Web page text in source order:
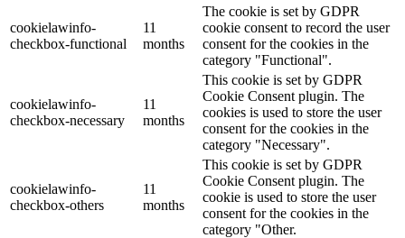
cookielawinfo-
checkbox-functional
11
months
The cookie is set by GDPR
cookie consent to record the user
consent for the cookies in the
category "Functional".
cookielawinfo-
checkbox-necessary
11
months
This cookie is set by GDPR
Cookie Consent plugin. The
cookies is used to store the user
consent for the cookies in the
category "Necessary".
cookielawinfo-
checkbox-others
11
months
This cookie is set by GDPR
Cookie Consent plugin. The
cookie is used to store the user
consent for the cookies in the
category "Other.